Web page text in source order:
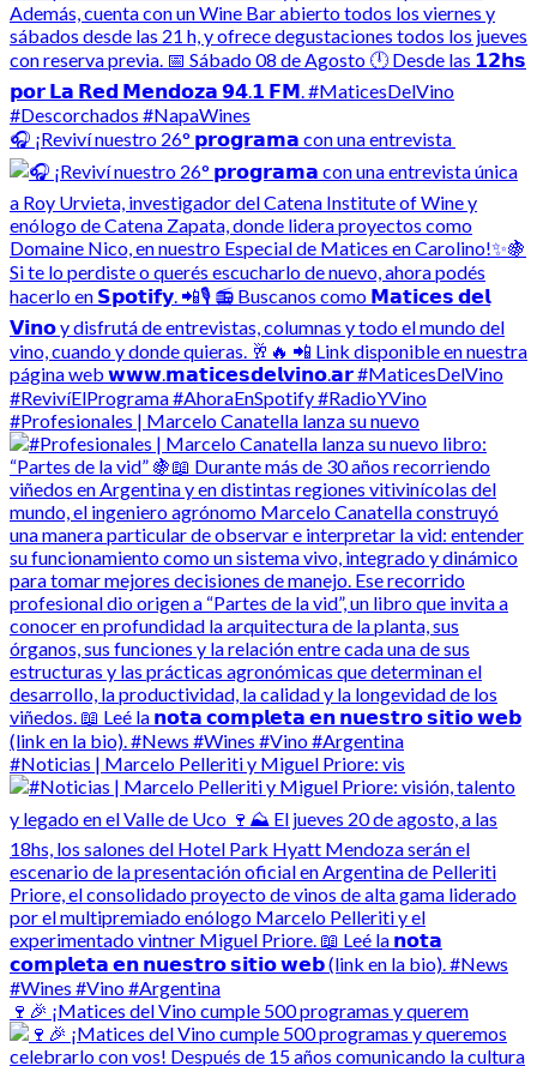
🎧 ¡Reviví nuestro 26° 𝗽𝗿𝗼𝗴𝗿𝗮𝗺𝗮 con una entrevista
#Profesionales | Marcelo Canatella lanza su nuevo
#Noticias | Marcelo Pelleriti y Miguel Priore: vis
🍷🎉 ¡Matices del Vino cumple 500 programas y querem